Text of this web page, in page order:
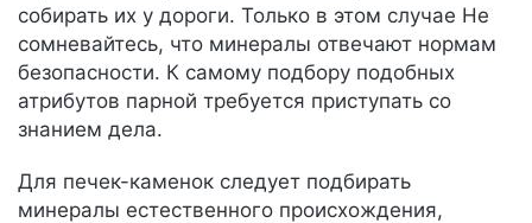
собирать их у дороги. Только в этом случае Не
сомневайтесь, что минералы отвечают нормам
безопасности. К самому подбору подобных
атрибутов парной требуется приступать со
знанием дела.
Для печек-каменок следует подбирать
минералы естественного происхождения,